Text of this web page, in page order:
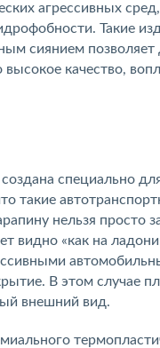
агрессивных
Такие
сиянием позволяет
высокое качество,
специально
такие
нельзя просто
видно «как на
В этом случае
внешний вид.